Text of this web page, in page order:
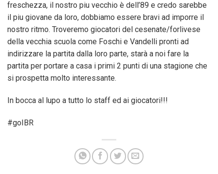
freschezza, il nostro piu vecchio è dell’89 e credo sarebbe
il piu giovane da loro, dobbiamo essere bravi ad imporre il
nostro ritmo. Troveremo giocatori del cesenate/forlivese
della vecchia scuola come Foschi e Vandelli pronti ad
indirizzare la partita dalla loro parte, starà a noi fare la
partita per portare a casa i primi 2 punti di una stagione che
si prospetta molto interessante.
In bocca al lupo a tutto lo staff ed ai giocatori!!!
#goIBR